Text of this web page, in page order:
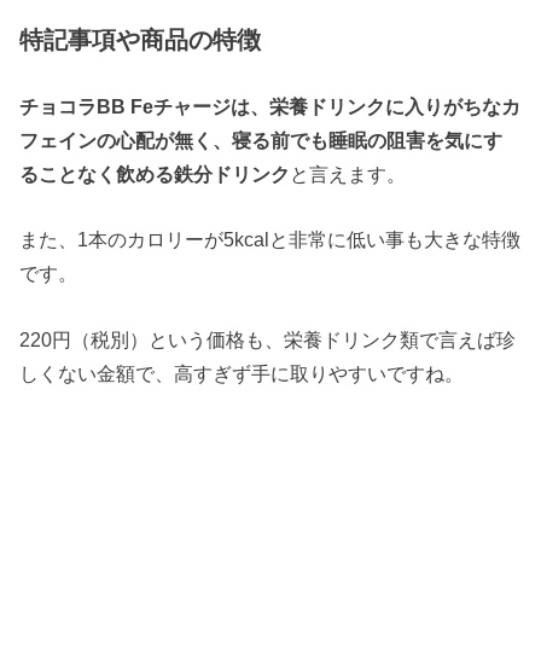
特記事項や商品の特徴
チョコラBB Feチャージは、栄養ドリンクに入りがちなカ
フェインの心配が無く、寝る前でも睡眠の阻害を気にす
ることなく飲める鉄分ドリンク と言えます。
また、1本のカロリーが5kcalと非常に低い事も大きな特徴
です。
220円（税別）という価格も、栄養ドリンク類で言えば珍
しくない金額で、高すぎず手に取りやすいですね。